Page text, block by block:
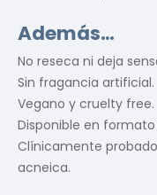
Además…
No reseca ni deja
Sin fragancia artificial.
Vegano y cruelty free.
Disponible en
Clínicamente
acneica.